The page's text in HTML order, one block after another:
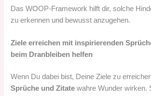
Das WOOP-Framework hilft dir, solche
zu erkennen und bewusst anzugehen.
Ziele erreichen mit inspirierenden
beim Dranbleiben helfen
Wenn Du dabei bist, Deine Ziele zu
Sprüche und Zitate wahre Wunder wirken.